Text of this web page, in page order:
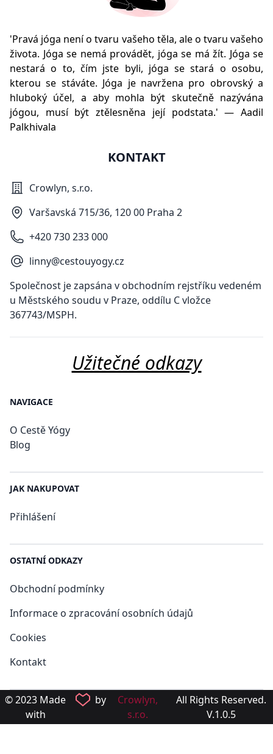
'Pravá jóga není o tvaru vašeho těla, ale o tvaru vašeho
života. Jóga se nemá provádět, jóga se má žít. Jóga se
nestará o to, čím jste byli, jóga se stará o osobu,
kterou se stáváte. Jóga je navržena pro obrovský a
hluboký účel, a aby mohla být skutečně nazývána
jógou, musí být ztělesněna její podstata.' — Aadil
Palkhivala
KONTAKT
Crowlyn, s.r.o.
Varšavská 715/36, 120 00 Praha 2
+420 730 233 000
linny@cestouyogy.cz
Společnost je zapsána v obchodním rejstříku vedeném
u Městského soudu v Praze, oddílu C vložce
367743/MSPH.
Užitečné odkazy
NAVIGACE
O Cestě Yógy
Blog
JAK NAKUPOVAT
Přihlášení
OSTATNÍ ODKAZY
Obchodní podmínky
Informace o zpracování osobních údajů
Cookies
Kontakt
© 2023 Made
with
by
Crowlyn,
s.r.o.
All Rights Reserved.
V.1.0.5